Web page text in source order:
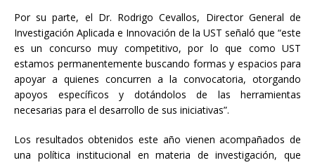
Por su parte, el Dr. Rodrigo Cevallos, Director General de
Investigación Aplicada e Innovación de la UST señaló que “este
es un concurso muy competitivo, por lo que como UST
estamos permanentemente buscando formas y espacios para
apoyar a quienes concurren a la convocatoria, otorgando
apoyos específicos y dotándolos de las herramientas
necesarias para el desarrollo de sus iniciativas”.
Los resultados obtenidos este año vienen acompañados de
una política institucional en materia de investigación, que